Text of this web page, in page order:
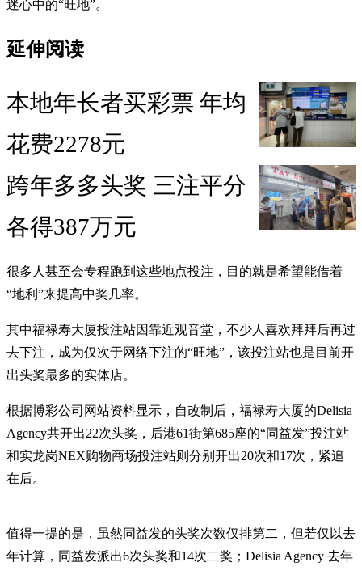
迷心中的“旺地”。
延伸阅读
本地年长者买彩票 年均
花费2278元
跨年多多头奖 三注平分
各得387万元
很多人甚至会专程跑到这些地点投注，目的就是希望能借着
“地利”来提高中奖几率。
其中福禄寿大厦投注站因靠近观音堂，不少人喜欢拜拜后再过
去下注，成为仅次于网络下注的“旺地”，该投注站也是目前开
出头奖最多的实体店。
根据博彩公司网站资料显示，自改制后，福禄寿大厦的Delisia
Agency共开出22次头奖，后港61街第685座的“同益发”投注站
和实龙岗NEX购物商场投注站则分别开出20次和17次，紧追
在后。
值得一提的是，虽然同益发的头奖次数仅排第二，但若仅以去
年计算，同益发派出6次头奖和14次二奖；Delisia Agency 去年